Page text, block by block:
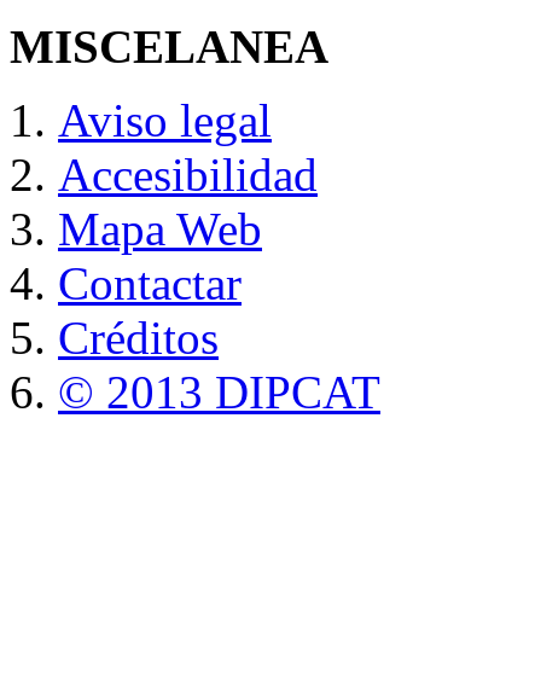
MISCELANEA
Aviso legal
Accesibilidad
Mapa Web
Contactar
Créditos
© 2013 DIPCAT